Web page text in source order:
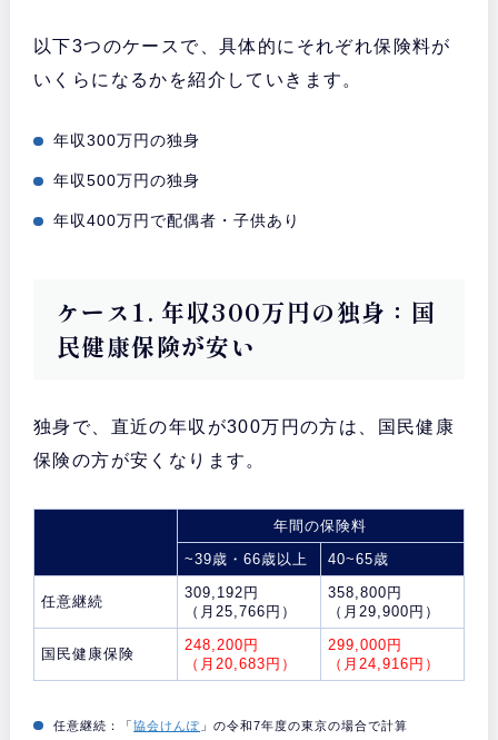
以下3つのケースで、具体的にそれぞれ保険料が
いくらになるかを紹介していきます。
年収300万円の独身
年収500万円の独身
年収400万円で配偶者・子供あり
ケース1. 年収300万円の独身：国
民健康保険が安い
独身で、直近の年収が300万円の方は、国民健康
保険の方が安くなります。
年間の保険料
~39歳・66歳以上
40~65歳
任意継続
309,192円
（月25,766円）
358,800円
（月29,900円）
国民健康保険
248,200円
（月20,683円）
299,000円
（月24,916円）
任意継続：「協会けんぽ 」の令和7年度の東京の場合で計算